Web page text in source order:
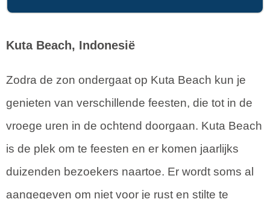
Kuta Beach, Indonesië
Zodra de zon ondergaat op Kuta Beach kun je
genieten van verschillende feesten, die tot in de
vroege uren in de ochtend doorgaan. Kuta Beach
is de plek om te feesten en er komen jaarlijks
duizenden bezoekers naartoe. Er wordt soms al
aangegeven om niet voor je rust en stilte te